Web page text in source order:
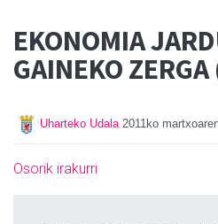
EKONOMIA
GAINEKO
Uharteko Udala 2011ko
Osorik irakurri